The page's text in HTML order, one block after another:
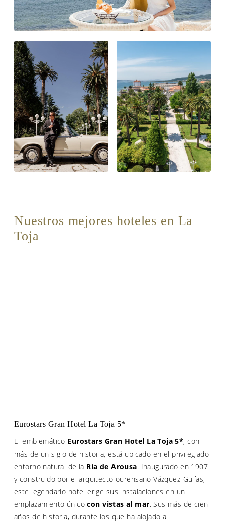
Nuestros mejores hoteles en La
Toja
Eurostars Gran Hotel La Toja 5*
El emblemático Eurostars Gran Hotel La Toja 5*, con
más de un siglo de historia, está ubicado en el privilegiado
entorno natural de la Ría de Arousa. Inaugurado en 1907
y construido por el arquitecto ourensano Vázquez-Gulías,
este legendario hotel erige sus instalaciones en un
emplazamiento únicocon vistas al mar. Sus más de cien
años de historia, durante los que ha alojado a